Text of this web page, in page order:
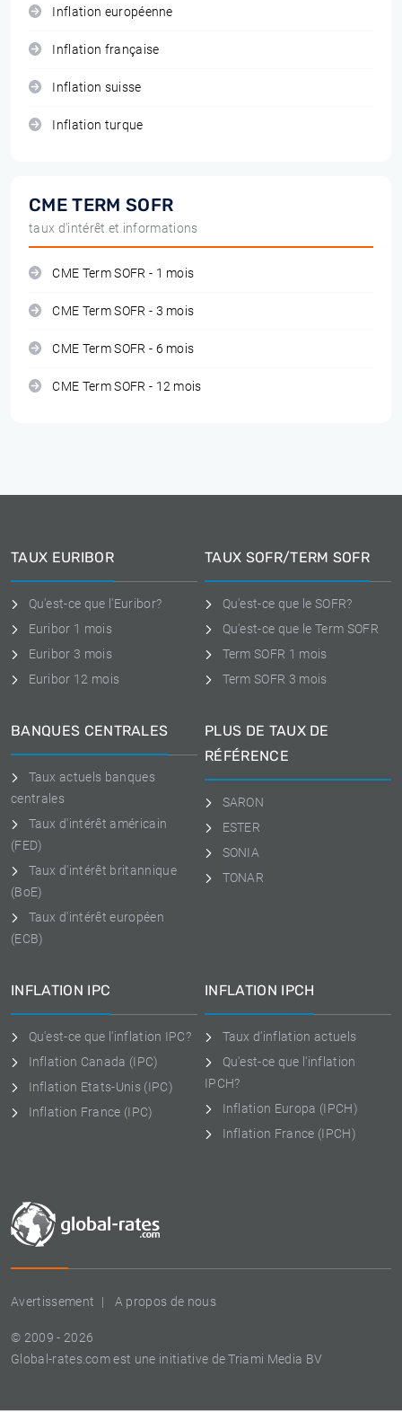
Inflation européenne
Inflation française
Inflation suisse
Inflation turque
CME TERM SOFR
taux d'intérêt et informations
CME Term SOFR - 1 mois
CME Term SOFR - 3 mois
CME Term SOFR - 6 mois
CME Term SOFR - 12 mois
Avertissement A propos de nous
© 2009 - 2026
Global-rates.com est une initiative de Triami Media BV
TAUX EURIBOR
Qu'est-ce que l'Euribor?
Euribor 1 mois
Euribor 3 mois
Euribor 12 mois
TAUX SOFR/TERM SOFR
Qu'est-ce que le SOFR?
Qu'est-ce que le Term SOFR
Term SOFR 1 mois
Term SOFR 3 mois
BANQUES CENTRALES
Taux actuels banques
centrales
Taux d'intérêt américain
(FED)
Taux d'intérêt britannique
(BoE)
Taux d'intérêt européen
(ECB)
PLUS DE TAUX DE
RÉFÉRENCE
SARON
ESTER
SONIA
TONAR
INFLATION IPC
Qu'est-ce que l'inflation IPC?
Inflation Canada (IPC)
Inflation Etats-Unis (IPC)
Inflation France (IPC)
INFLATION IPCH
Taux d'inflation actuels
Qu'est-ce que l'inflation
IPCH?
Inflation Europa (IPCH)
Inflation France (IPCH)